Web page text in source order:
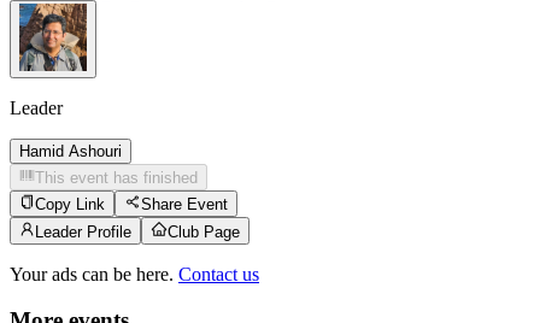
Leader
Hamid Ashouri
This event has finished
Copy Link
Share Event
Leader Profile
Club Page
Your ads can be here. Contact us